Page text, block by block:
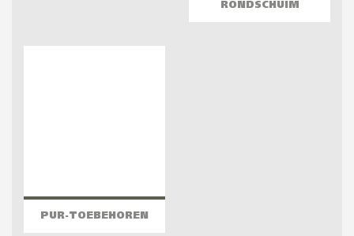
RONDSCHUIM
PUR-TOEBEHOREN